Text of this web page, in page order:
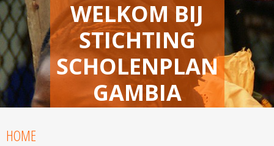
WELKOM BIJ
STICHTING
SCHOLENPLAN
GAMBIA
HOME